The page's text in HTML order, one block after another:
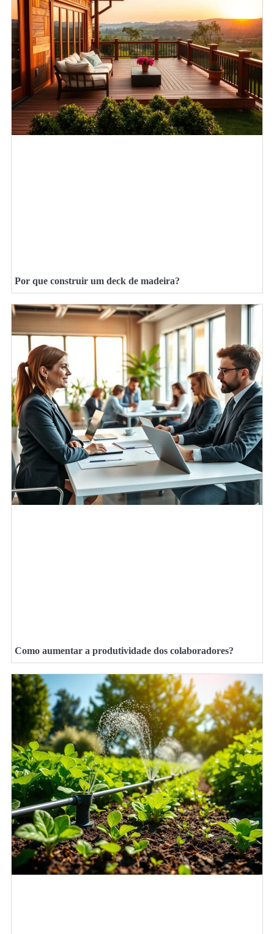
Por que construir um deck de madeira?
Como aumentar a produtividade dos colaboradores?